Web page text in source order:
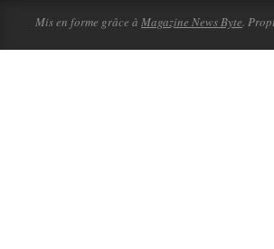
Mis en forme grâce à Magazine News Byte.